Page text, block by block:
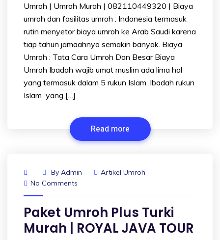
Umroh | Umroh Murah | 082110449320 | Biaya
umroh dan fasilitas umroh : Indonesia termasuk
rutin menyetor biaya umroh ke Arab Saudi karena
tiap tahun jamaahnya semakin banyak. Biaya
Umroh : Tata Cara Umroh Dan Besar Biaya
Umroh Ibadah wajib umat muslim ada lima hal
yang termasuk dalam 5 rukun Islam. Ibadah rukun
Islam yang […]
Read more
By Admin
Artikel Umroh
No Comments
Paket Umroh Plus Turki
Murah | ROYAL JAVA TOUR